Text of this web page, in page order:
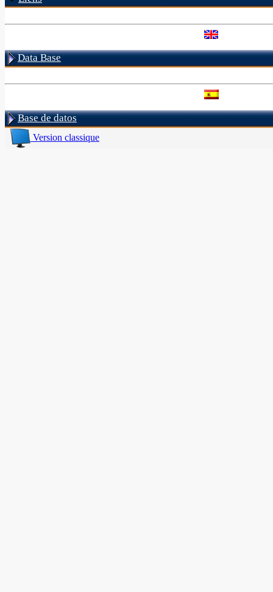
Data Base
Base de datos
Version classique